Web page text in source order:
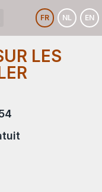
FR NL EN
LES